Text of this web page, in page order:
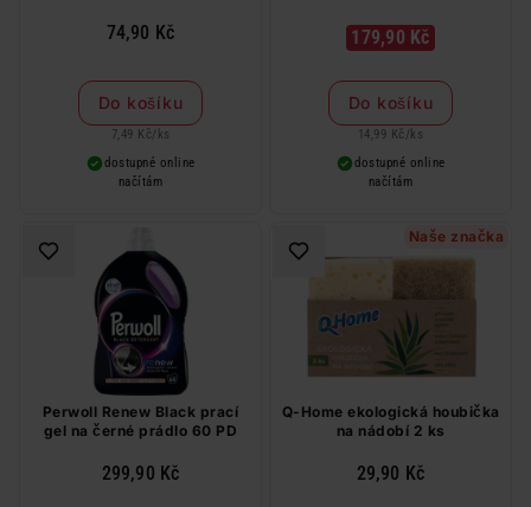
74,90 Kč
Do košíku
7,49 Kč/ ks
dostupné online
načítám
179,90 Kč
Do košíku
14,99 Kč / ks
dostupné online
načítám
Perwoll Renew Black prací
gel na černé prádlo 60 PD
299,90 Kč
Naše značka
Q-Home ekologická houbička
na nádobí 2 ks
29,90 Kč